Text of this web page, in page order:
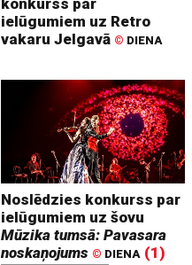
ielūgumiem uz Retro
vakaru Jelgavā © DIENA
Noslēdzies konkurss par
ielūgumiem uz šovu
Mūzika tumsā: Pavasara
noskaņojums © DIENA (1)